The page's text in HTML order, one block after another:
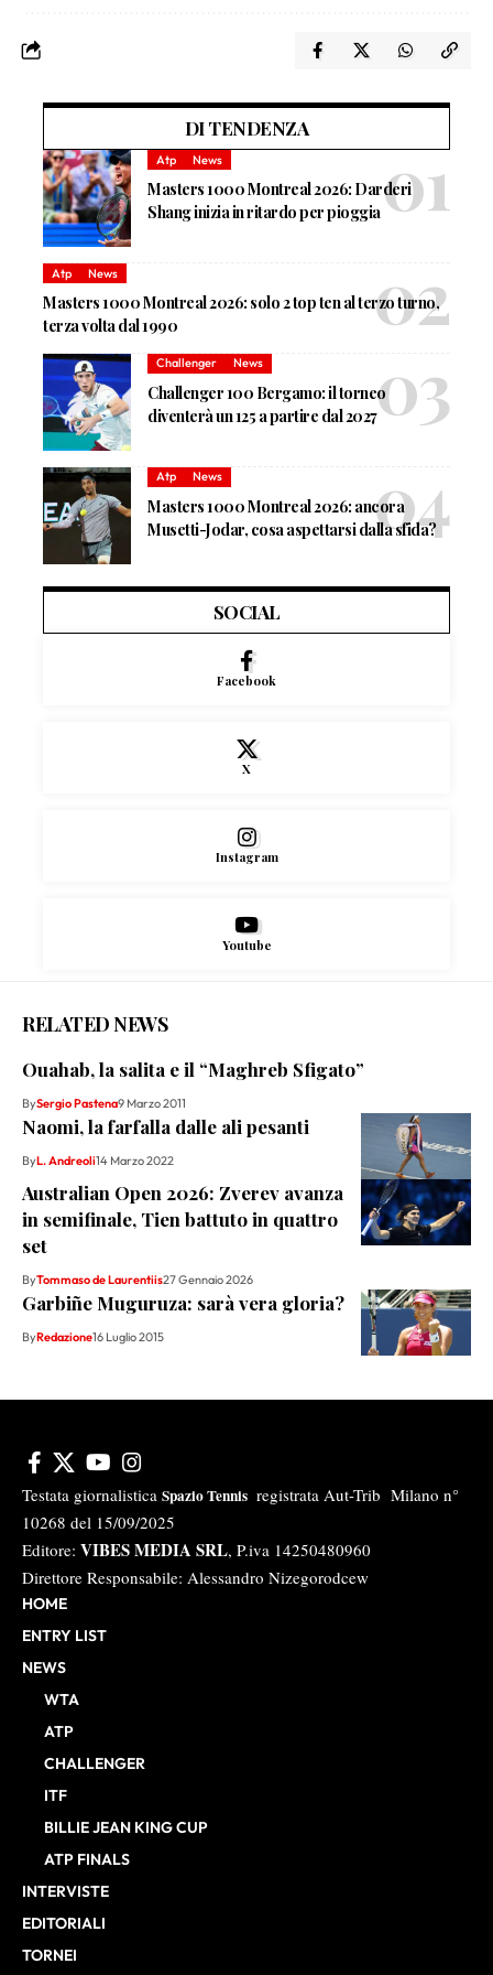
DI TENDENZA
Atp News
Masters 1000 Montreal 2026: Darderi
Shang inizia in ritardo per pioggia
Atp News
Masters 1000 Montreal 2026: solo 2 top ten al terzo turno,
terza volta dal 1990
Challenger News
Challenger 100 Bergamo: il torneo
diventerà un 125 a partire dal 2027
Atp News
Masters 1000 Montreal 2026: ancora
Musetti-Jodar, cosa aspettarsi dalla sfida?
SOCIAL
Facebook
X
Instagram
Youtube
RELATED NEWS
Ouahab, la salita e il “Maghreb Sfigato”
BySergio Pastena9 Marzo 2011
Naomi, la farfalla dalle ali pesanti
ByL. Andreoli14 Marzo 2022
Australian Open 2026: Zverev avanza
in semifinale, Tien battuto in quattro
set
ByTommaso de Laurentiis27 Gennaio 2026
Garbiñe Muguruza: sarà vera gloria?
ByRedazione16 Luglio 2015
Testata giornalistica Spazio Tennis registrata Aut-Trib Milano n°
10268 del 15/09/2025
Editore: VIBES MEDIA SRL, P.iva 14250480960
Direttore Responsabile: Alessandro Nizegorodcew
HOME
ENTRY LIST
NEWS
WTA
ATP
CHALLENGER
ITF
BILLIE JEAN KING CUP
ATP FINALS
INTERVISTE
EDITORIALI
TORNEI